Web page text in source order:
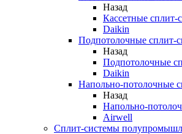
Назад
Кассетные сплит-
Daikin
Подпотолочные сплит-
Назад
Подпотолочные
Daikin
Напольно-потолочные
Назад
Напольно-
Airwell
Сплит-системы